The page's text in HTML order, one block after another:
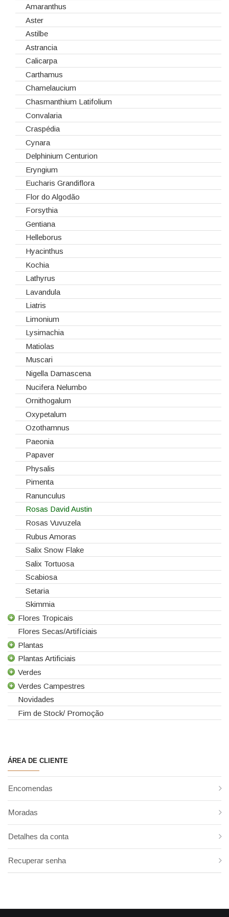
Embalagens
Esponjas
Estruturas
Fitas
Gaiolas
Lanternas
Madeiras
Spray
Tabuleiros/Bases
Telas/Tecidos
Vidros
Natal
Antirrinos
Antúrios
Bambú
Bouvardia
Brássicas
Celosias
Chrysanthemum
Cravos
Cymbidium
Dalias
Dendrobium
Eremurus
Fresias
Gerberas
Girassol
Gladiolus
Hydrangeas
Ilex
Lilium
Lisiantos
Moluccella
Monoflor
Phaleonopsis
Polianthes - Nardus
Rosas do Equador
Rosas da Holanda
Rosas Nacionais
Rosas Spray
Santini
Sedum
Viburnum
Vivaz
Amaranthus
Aster
Astilbe
Astrancia
Calicarpa
Carthamus
Chamelaucium
Chasmanthium Latifolium
Convalaria
Craspédia
Cynara
Delphinium Centurion
Eryngium
Eucharis Grandiflora
Flor do Algodão
Forsythia
Gentiana
Helleborus
Hyacinthus
Kochia
Lathyrus
Lavandula
Liatris
Limonium
Lysimachia
Matiolas
Muscari
Nigella Damascena
Nucifera Nelumbo
Ornithogalum
Oxypetalum
Ozothamnus
Paeonia
Papaver
Physalis
Pimenta
Ranunculus
Rosas David Austin
Rosas Vuvuzela
Rubus Amoras
Salix Snow Flake
Salix Tortuosa
Scabiosa
Setaria
Skimmia
Flores Tropicais
Todas as Flores Tropicais
Alpinias
Berzelias
Brunias
Curcuma
Gloriosas
Helicónias
Flores Secas/Artifíciais
Plantas
Todas as Plantas
Gerbera de Vaso
Phalaenopsis
Sanseverina
Plantas Artificiais
Todas as Plantas Artificiais
Suculentas Artificiais
Verdes
Todos os Verdes
Asparagus
Aspidistra
Folha de Antúrio
Folhas Estreitas
Monstera
Papiros
Philodendron
Verdes Campestres
Todos os Verdes Campestres
Eucaliptos
Novidades
Fim de Stock/ Promoção
ÁREA DE CLIENTE
Encomendas
Moradas
Detalhes da conta
Recuperar senha